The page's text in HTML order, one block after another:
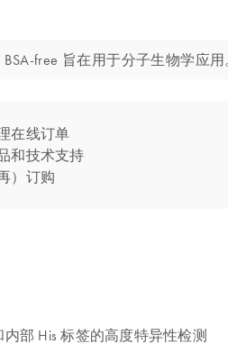
BSA-free 旨在用于分子生物学应
在线订单
和技术支持
）订购
部 His 标签的高度特异性检测